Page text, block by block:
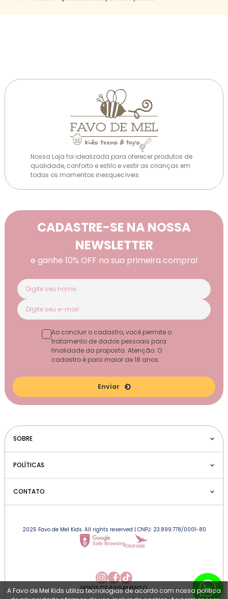
Nossa Loja foi idealizada para oferecer produtos de
qualidade, conforto e estilo e vestir as crianças em
todos os momentos inesquecíveis.
CADASTRE-SE NA NOSSA
NEWSLETTER
e ganhe 10% OFF na sua primeira compra!
Enviar
Ao concluir o cadastro, você permite o
tratamento de dados pessoais para
finalidade da proposta. Atenção: O
cadastro é para maior de 18 anos.
SOBRE
POLÍTICAS
CONTATO
2025 Favo de Mel Kids. All rights reserved | CNPJ: 23.899.778/0001-80
MEIOS DE PAGAMENTO
A Favo de Mel Kids utiliza tecnologias de acordo com nossa política